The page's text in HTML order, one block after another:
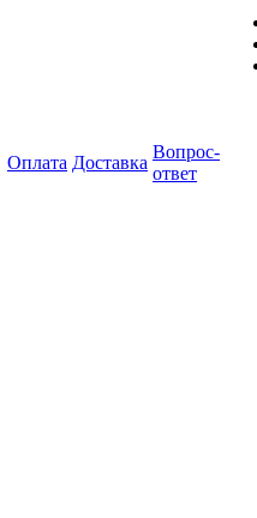
Оплата Доставка
Вопрос-
ответ